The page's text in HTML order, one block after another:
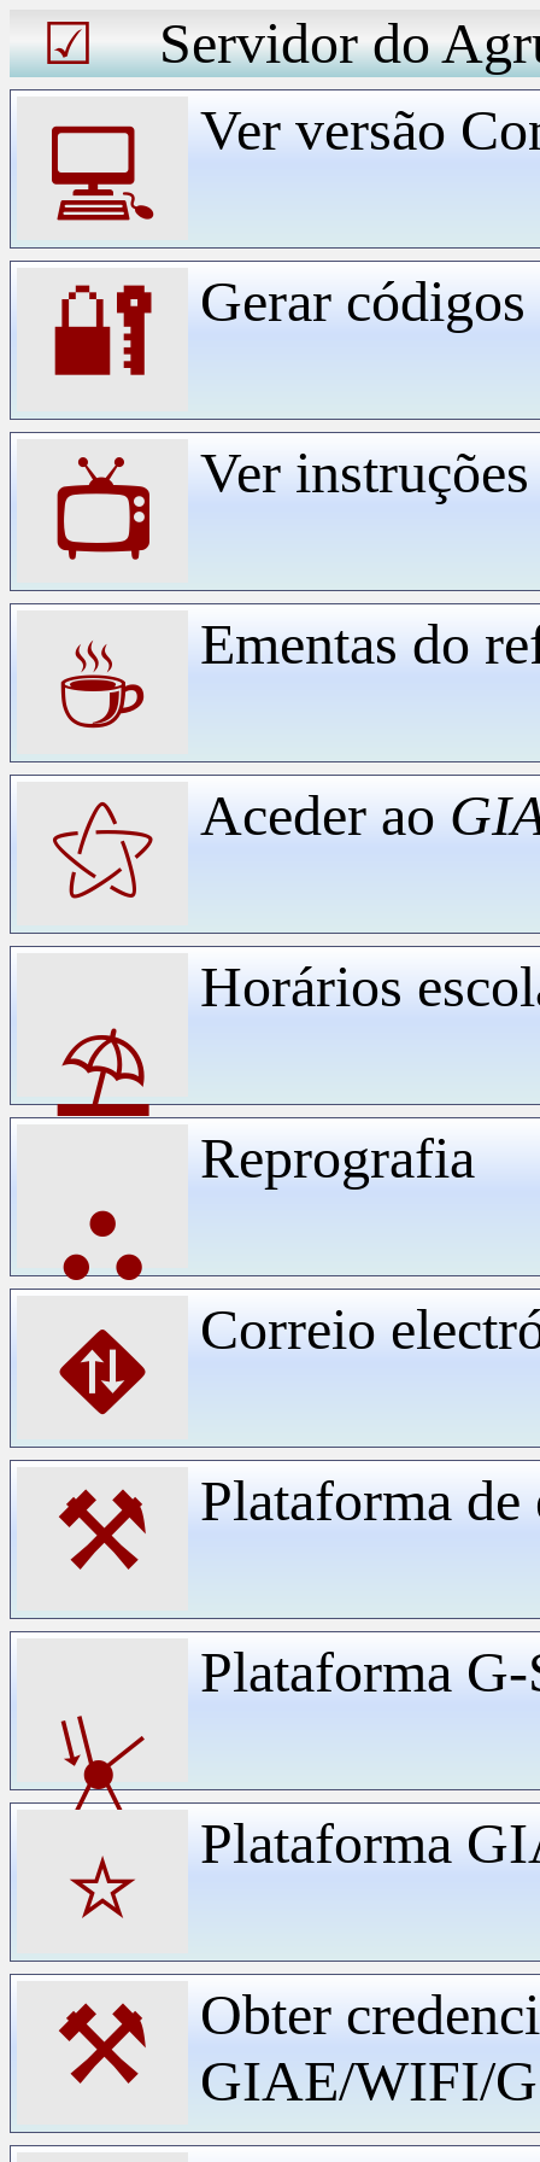
☑ Servidor do
💻 Ver versão
🔐 Gerar
📺 Ver
☕ Ementas do
⚝ Aceder ao
⛱
Horários
⛬
Reprografia
⛖ Correio
⚒ Plataforma
⏧
Plataforma
⭐ Plataforma
⚒
Obter
GIAE/WIFI/